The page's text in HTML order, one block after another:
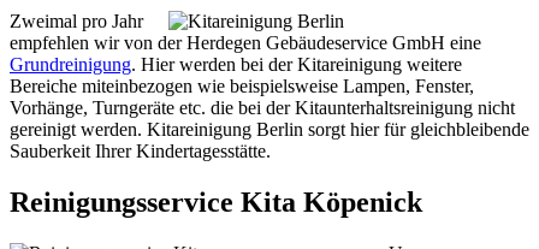
Zweimal pro Jahr
empfehlen wir von der Herdegen Gebäudeservice GmbH eine
Grundreinigung. Hier werden bei der Kitareinigung weitere
Bereiche miteinbezogen wie beispielsweise Lampen, Fenster,
Vorhänge, Turngeräte etc. die bei der Kitaunterhaltsreinigung nicht
gereinigt werden. Kitareinigung Berlin sorgt hier für gleichbleibende
Sauberkeit Ihrer Kindertagesstätte.
Reinigungsservice Kita Köpenick